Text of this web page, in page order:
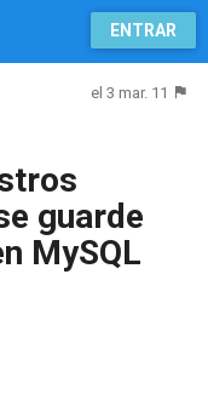
ENTRAR
el 3 mar. 11
guarde
MySQL